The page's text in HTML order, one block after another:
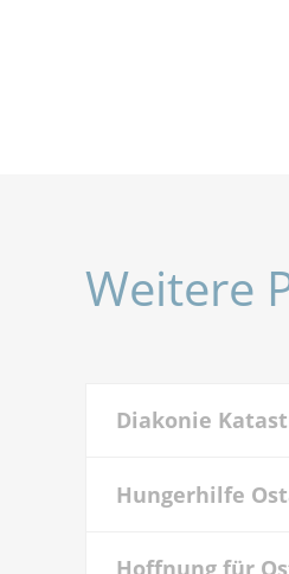
Weitere
Diakonie
Hungerhilfe
Hoffnung für